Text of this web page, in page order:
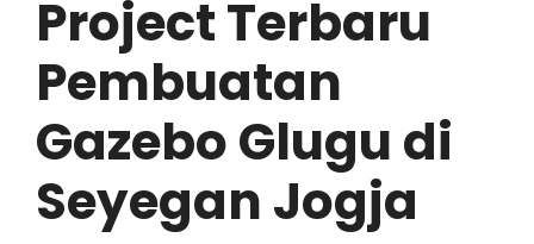
Project Terbaru
Pembuatan
Gazebo Glugu di
Seyegan Jogja